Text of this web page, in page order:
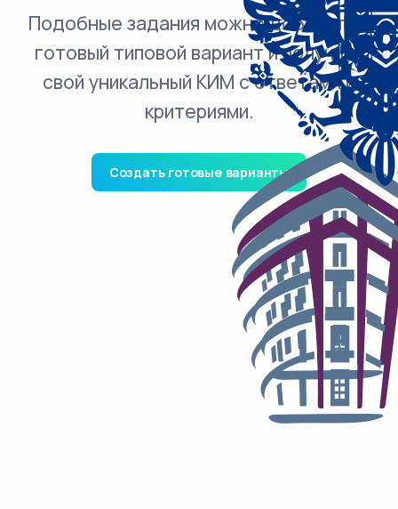
Подобные задания можно добавить в
готовый типовой вариант и получить
свой уникальный КИМ с ответами и
критериями.
Создать готовые варианты